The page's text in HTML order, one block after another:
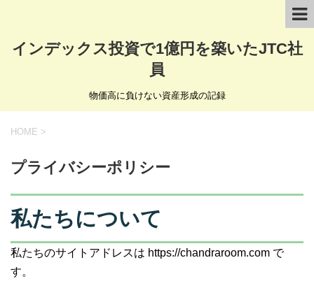
インデックス投資で1億円を築いたJTC社
員
物価高に負けない資産形成の記録
HOME >
プライバシーポリシー
私たちについて
私たちのサイトアドレスは https://chandraroom.com で
す。